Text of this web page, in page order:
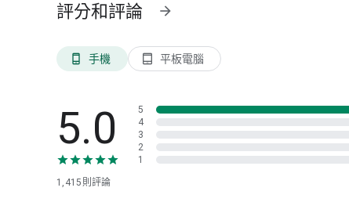
---
√ 你的鼓勵是我們前進的動力，歡迎留下使用評論，不管是
√ 常見問題這裡一次查看：https://help.carmochi.com
評分和評論 arrow_forward
phone_android 手機 tablet_android 平板電腦
5.0
1,415 則評論
5
4
3
2
1